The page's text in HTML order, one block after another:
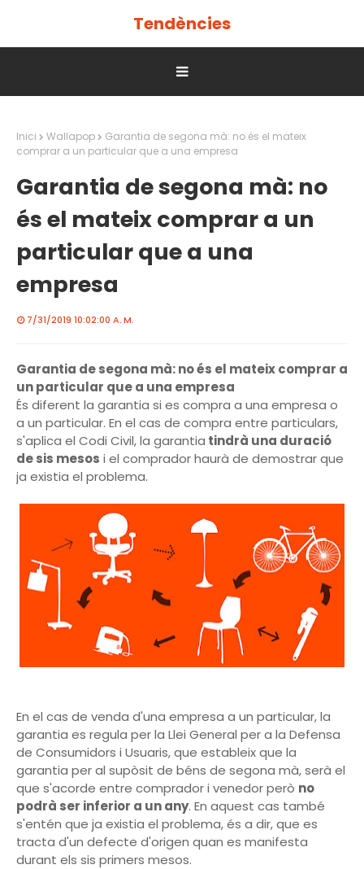
Tendències
Inici Wallapop
Garantia de segona mà: no és el mateix
comprar a un particular que a una empresa
Garantia de segona mà: no
és el mateix comprar a un
particular que a una
empresa
7/31/2019 10:02:00 A. M.
Garantia de segona mà: no és el mateix comprar a
un particular que a una empresa
És diferent la garantia si es compra a una empresa o
a un particular. En el cas de compra entre particulars,
s'aplica el Codi Civil, la garantia tindrà una duració
de sis mesos i el comprador haurà de demostrar que
ja existia el problema.
En el cas de venda d'una empresa a un particular, la
garantia es regula per la Llei General per a la Defensa
de Consumidors i Usuaris, que estableix que la
garantia per al supòsit de béns de segona mà, serà el
que s'acorde entre comprador i venedor però no
podrà ser inferior a un any. En aquest cas també
s'entén que ja existia el problema, és a dir, que es
tracta d'un defecte d'origen quan es manifesta
durant els sis primers mesos.